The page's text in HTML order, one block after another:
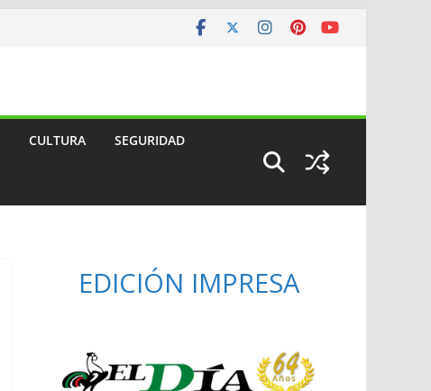
CULTURA SEGURIDAD
EDICIÓN IMPRESA